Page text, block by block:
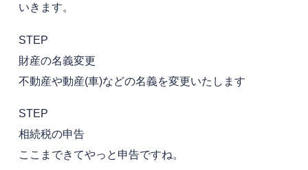
いきます。
STEP
財産の名義変更
不動産や動産(車)などの名義を変更いたします
STEP
相続税の申告
ここまできてやっと申告ですね。